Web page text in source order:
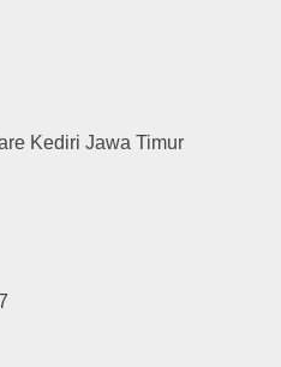
Kediri Jawa Timur